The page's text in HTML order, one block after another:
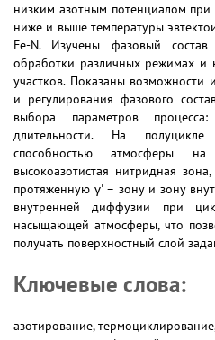
низким азотным потенциалом при
ниже и выше температуры
Fe-N. Изучены фазовый состав
обработки различных режимах и
участков. Показаны возможности
и регулирования фазового
выбора параметров
длительности. На
способностью атмосферы на
высокоазотистая нитридная
протяженную γ' – зону и зону
внутренней диффузии при
насыщающей атмосферы, что
получать поверхностный слой
Ключевые слова:
азотирование,